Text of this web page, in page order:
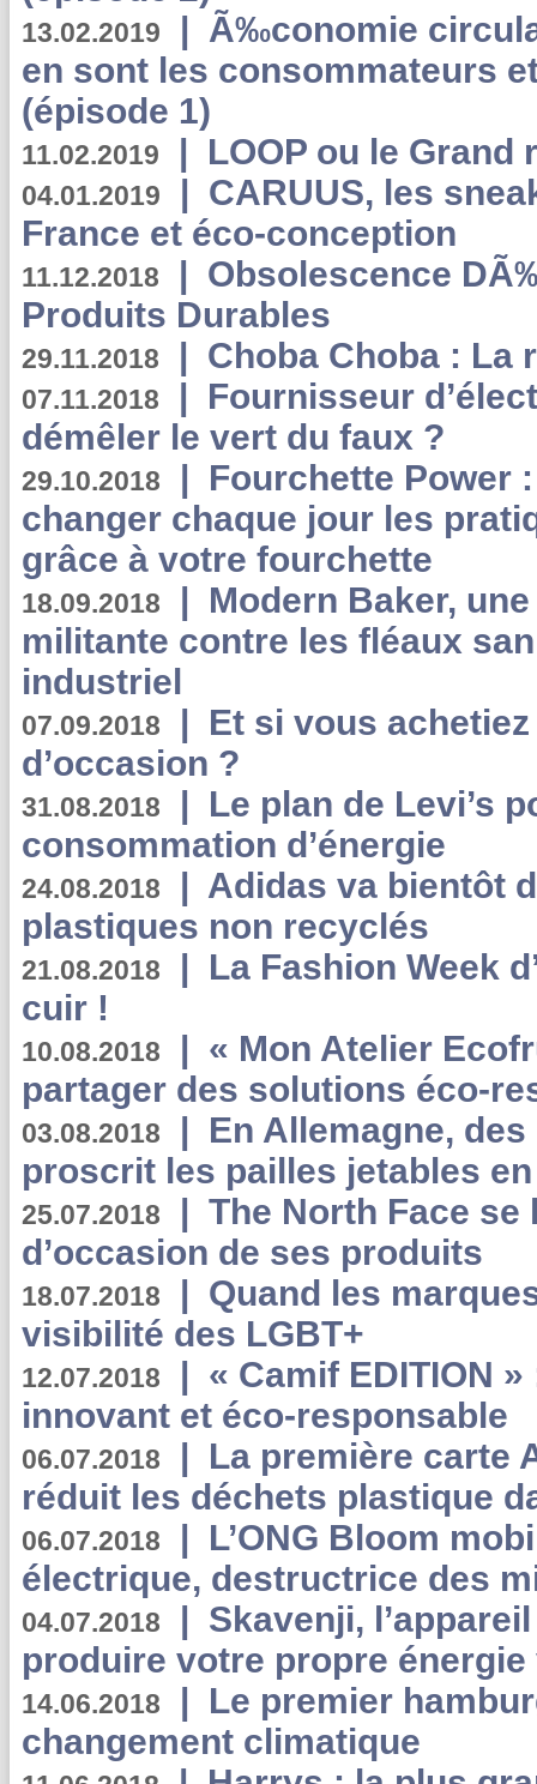
13.02.2019 | Ã‰conomie
en sont les consommateurs
(épisode 1)
11.02.2019 | LOOP ou le Grand
04.01.2019 | CARUUS, les
France et éco-conception
11.12.2018 | Obsolescence
Produits Durables
29.11.2018 | Choba Choba : La
07.11.2018 | Fournisseur
démêler le vert du faux ?
29.10.2018 | Fourchette Power
changer chaque jour les
grâce à votre fourchette
18.09.2018 | Modern Baker,
militante contre les fléaux
industriel
07.09.2018 | Et si vous
d’occasion ?
31.08.2018 | Le plan de Levi’s
consommation d’énergie
24.08.2018 | Adidas va bientôt
plastiques non recyclés
21.08.2018 | La Fashion Week
cuir !
10.08.2018 | « Mon Atelier
partager des solutions éco-
03.08.2018 | En Allemagne,
proscrit les pailles jetables
25.07.2018 | The North Face se
d’occasion de ses produits
18.07.2018 | Quand les
visibilité des LGBT+
12.07.2018 | « Camif EDITION
innovant et éco-responsable
06.07.2018 | La première carte
réduit les déchets plastique
06.07.2018 | L’ONG Bloom
électrique, destructrice des
04.07.2018 | Skavenji,
produire votre propre
14.06.2018 | Le premier
changement climatique